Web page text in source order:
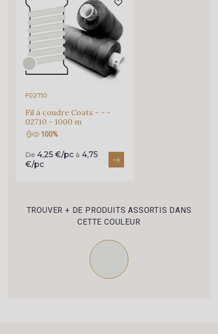
F02710
Fil à coudre Coats - - -
02710 - 1000 m
100%
De 4,25 €/pc à 4,75
€/pc
TROUVER + DE PRODUITS ASSORTIS DANS
CETTE COULEUR
Pour vous, couture rime avec détente ?
Vous aimez les beaux tissus ?
Recevez chaque semaine un clin d’œil rempli de
nouveautés, d’inspirations et de promotions.
Je m'abonne à la newsletter